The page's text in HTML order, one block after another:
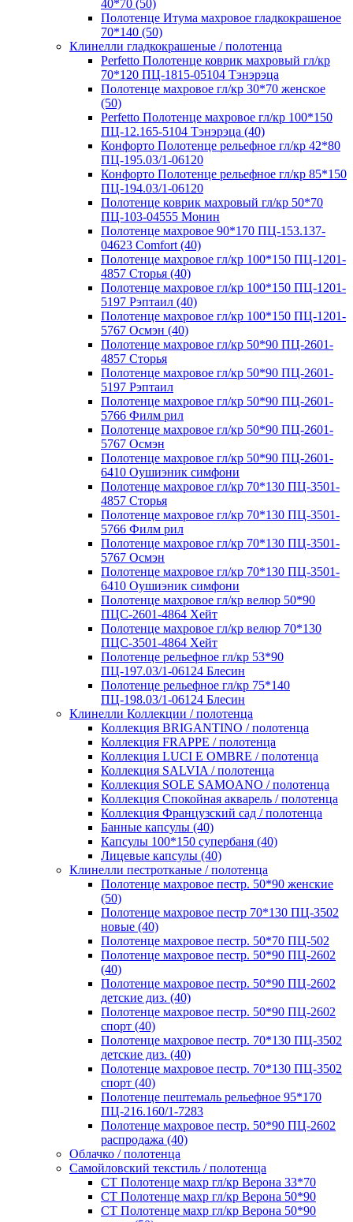
40*70 (50)
Полотенце Итума махровое гладкокрашеное
70*140 (50)
Клинелли гладкокрашеные / полотенца
Perfetto Полотенце коврик махровый гл/кр
70*120 ПЦ-1815-05104 Тэнэрэца
Полотенце махровое гл/кр 30*70 женское
(50)
Perfetto Полотенце махровое гл/кр 100*150
ПЦ-12.165-5104 Тэнэрэца (40)
Конфорто Полотенце рельефное гл/кр 42*80
ПЦ-195.03/1-06120
Конфорто Полотенце рельефное гл/кр 85*150
ПЦ-194.03/1-06120
Полотенце коврик махровый гл/кр 50*70
ПЦ-103-04555 Монин
Полотенце махровое 90*170 ПЦ-153.137-
04623 Comfort (40)
Полотенце махровое гл/кр 100*150 ПЦ-1201-
4857 Сторья (40)
Полотенце махровое гл/кр 100*150 ПЦ-1201-
5197 Рэптаил (40)
Полотенце махровое гл/кр 100*150 ПЦ-1201-
5767 Осмэн (40)
Полотенце махровое гл/кр 50*90 ПЦ-2601-
4857 Сторья
Полотенце махровое гл/кр 50*90 ПЦ-2601-
5197 Рэптаил
Полотенце махровое гл/кр 50*90 ПЦ-2601-
5766 Филм рил
Полотенце махровое гл/кр 50*90 ПЦ-2601-
5767 Осмэн
Полотенце махровое гл/кр 50*90 ПЦ-2601-
6410 Оушиэник симфони
Полотенце махровое гл/кр 70*130 ПЦ-3501-
4857 Сторья
Полотенце махровое гл/кр 70*130 ПЦ-3501-
5766 Филм рил
Полотенце махровое гл/кр 70*130 ПЦ-3501-
5767 Осмэн
Полотенце махровое гл/кр 70*130 ПЦ-3501-
6410 Оушиэник симфони
Полотенце махровое гл/кр велюр 50*90
ПЦС-2601-4864 Хейт
Полотенце махровое гл/кр велюр 70*130
ПЦС-3501-4864 Хейт
Полотенце рельефное гл/кр 53*90
ПЦ-197.03/1-06124 Блесин
Полотенце рельефное гл/кр 75*140
ПЦ-198.03/1-06124 Блесин
Клинелли Коллекции / полотенца
Коллекция BRIGANTINO / полотенца
Коллекция FRAPPE / полотенца
Коллекция LUCI E OMBRE / полотенца
Коллекция SALVIA / полотенца
Коллекция SOLE SAMOANO / полотенца
Коллекция Спокойная акварель / полотенца
Коллекция Французский сад / полотенца
Банные капсулы (40)
Капсулы 100*150 супербаня (40)
Лицевые капсулы (40)
Клинелли пестротканые / полотенца
Полотенце махровое пестр. 50*90 женские
(50)
Полотенце махровое пестр 70*130 ПЦ-3502
новые (40)
Полотенце махровое пестр. 50*70 ПЦ-502
Полотенце махровое пестр. 50*90 ПЦ-2602
(40)
Полотенце махровое пестр. 50*90 ПЦ-2602
детские диз. (40)
Полотенце махровое пестр. 50*90 ПЦ-2602
спорт (40)
Полотенце махровое пестр. 70*130 ПЦ-3502
детские диз. (40)
Полотенце махровое пестр. 70*130 ПЦ-3502
спорт (40)
Полотенце пештемаль рельефное 95*170
ПЦ-216.160/1-7283
Полотенце махровое пестр. 50*90 ПЦ-2602
распродажа (40)
Облачко / полотенца
Самойловский текстиль / полотенца
СТ Полотенце махр гл/кр Верона 33*70
СТ Полотенце махр гл/кр Верона 50*90
СТ Полотенце махр гл/кр Верона 50*90